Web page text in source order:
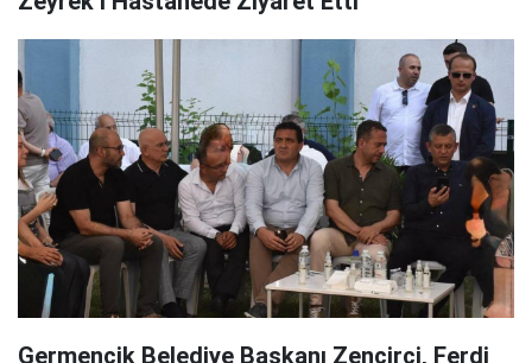
Germencik Belediye Başkanı Zencirci, Ferdi